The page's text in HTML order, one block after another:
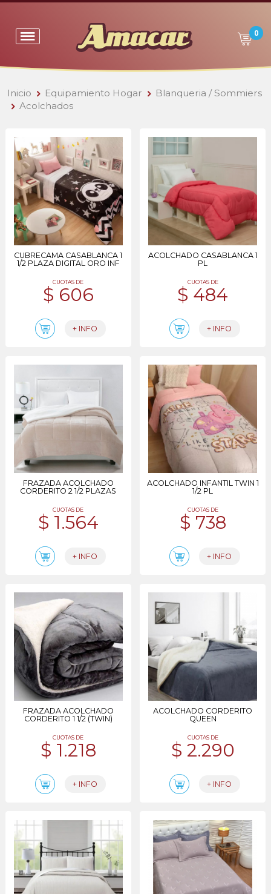
0
Inicio Equipamiento Hogar
Blanqueria / Sommiers
Acolchados
CUBRECAMA CASABLANCA 1
1/2 PLAZA DIGITAL ORO INF
CUOTAS DE
$ 606
+ INFO
ACOLCHADO CASABLANCA 1
PL
CUOTAS DE
$ 484
+ INFO
FRAZADA ACOLCHADO
CORDERITO 2 1/2 PLAZAS
CUOTAS DE
$ 1.564
+ INFO
ACOLCHADO INFANTIL TWIN 1
1/2 PL
CUOTAS DE
$ 738
+ INFO
FRAZADA ACOLCHADO
CORDERITO 1 1/2 (TWIN)
CUOTAS DE
$ 1.218
+ INFO
ACOLCHADO CORDERITO
QUEEN
CUOTAS DE
$ 2.290
+ INFO